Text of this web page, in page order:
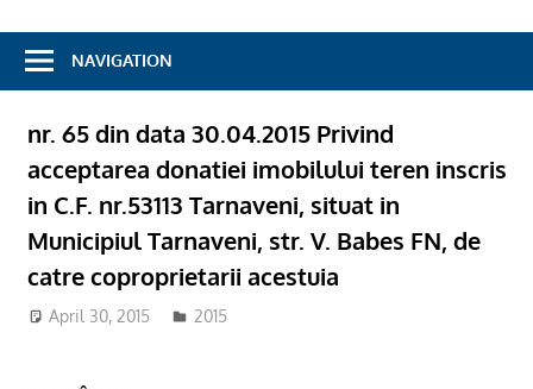
NAVIGATION
nr. 65 din data 30.04.2015 Privind
acceptarea donatiei imobilului teren inscris
in C.F. nr.53113 Tarnaveni, situat in
Municipiul Tarnaveni, str. V. Babes FN, de
catre coproprietarii acestuia
April 30, 2015 2015